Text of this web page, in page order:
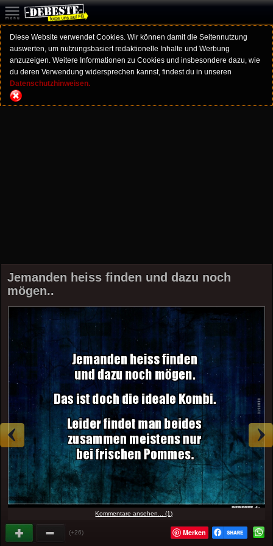
Diese Website verwendet Cookies. Wir können damit die Seitennutzung
auswerten, um nutzungsbasiert redaktionelle Inhalte und Werbung
anzuzeigen. Weitere Informationen zu Cookies und insbesondere dazu, wie
du deren Verwendung widersprechen kannst, findest du in unseren
Datenschutzhinweisen.
Jemanden heiss finden und dazu noch
mögen..
Kommentare ansehen... (1)
(+26) Merken